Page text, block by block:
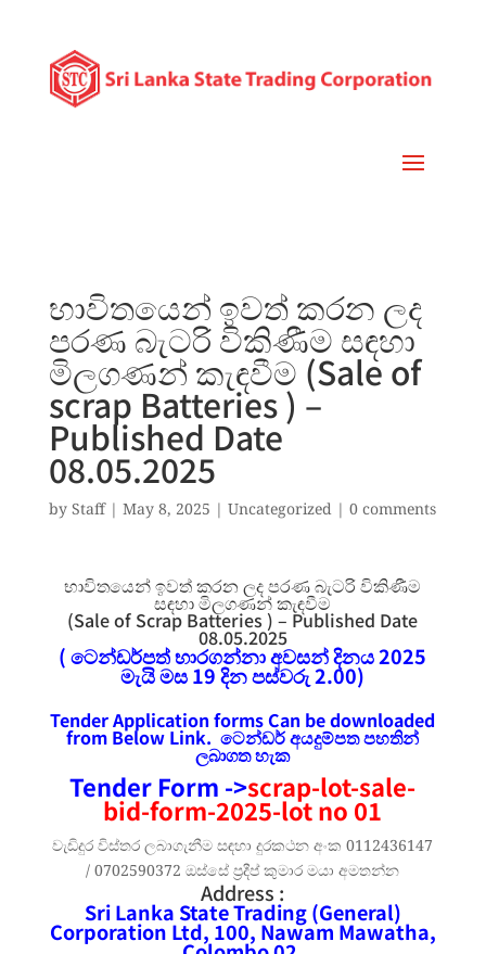
භාවිතයෙන් ඉවත් කරන ලද
පරණ බැටරි විකිණීම සඳහා
මිලගණන් කැඳවීම (Sale of
scrap Batteries ) –
Published Date
08.05.2025
by Staff| May 8, 2025 | Uncategorized| 0 comments
භාවිතයෙන් ඉවත් කරන ලද පරණ බැටරි විකිණීම
සඳහා මිලගණන් කැඳවීම
(Sale of Scrap Batteries ) – Published Date
08.05.2025
( ටෙන්ඩර්පත් භාරගන්නා අවසන් දිනය 2025
මැයි මස 19 දින පස්වරු 2.00)
Tender Application forms Can be downloaded
from Below Link. ටෙන්ඩර්අයදුම්පතපහතින්
ලබාගත හැක
Tender Form ->scrap-lot-sale-
bid-form-2025-lot no 01
වැඩිදුර විස්තර ලබාගැනීම සඳහා දුරකථන අංක 0112436147
/ 0702590372 ඔස්සේ ප්‍රදීප් කුමාර මයා අමතන්න
Address :
Sri Lanka State Trading (General)
Corporation Ltd, 100, Nawam Mawatha,